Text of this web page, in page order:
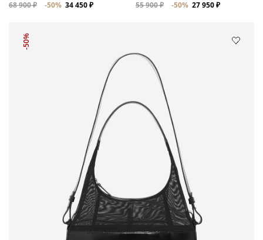
68 900 ₽ -50% 34 450 ₽ 55 900 ₽ -50% 27 950 ₽
-50%